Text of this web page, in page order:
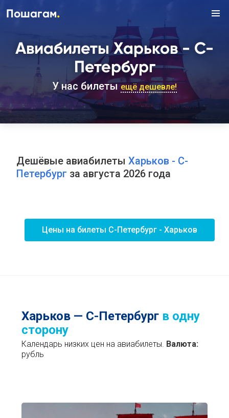
Пошагам.
Авиабилеты Харьков - С-
Петербург
У нас билетыещё дешевле!
Дешёвые авиабилеты Харьков - С-
Петербург за августа 2026 года
Цены на билеты С-Петербург - Харьков
Харьков — С-Петербург в одну
сторону
Календарь низких цен на авиабилеты. Валюта:
рубль